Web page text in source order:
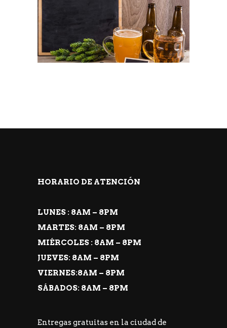
HORARIO DE ATENCIÓN
LUNES : 8AM – 8PM
MARTES: 8AM – 8PM
MIÉRCOLES : 8AM – 8PM
JUEVES: 8AM – 8PM
VIERNES:8AM – 8PM
SÁBADOS: 8AM – 8PM
Entregas gratuitas en la ciudad de